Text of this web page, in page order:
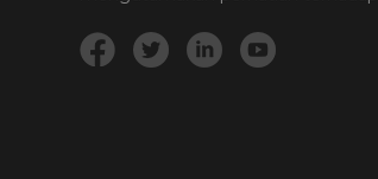
dan produk yang kami jalankan.